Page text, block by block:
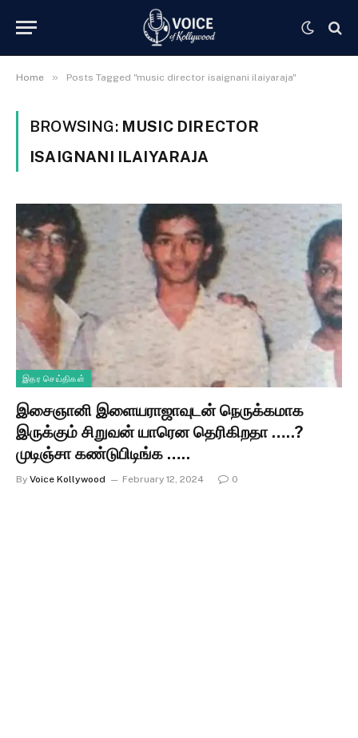
Home » Posts Tagged "music director isaignani ilaiyaraja"
BROWSING: MUSIC DIRECTOR
ISAIGNANI ILAIYARAJA
இதர செய்திகள்
இசைஞானி இளையராஜாவுடன் நெருக்கமாக
இருக்கும் சிறுவன் யாரென தெரிகிறதா …..?
முடிஞ்சா கண்டுபிடிங்க …..
By Voice Kollywood February 12, 2024 0